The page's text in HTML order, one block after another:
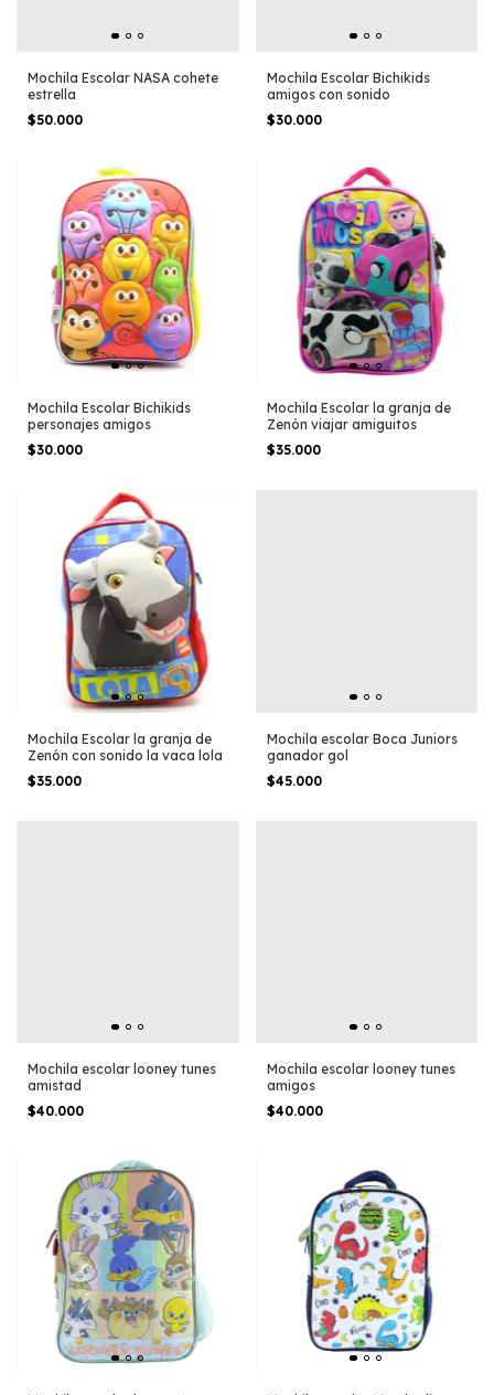
Mochila Escolar NASA cohete
estrella
$50.000
Mochila Escolar Bichikids
amigos con sonido
$30.000
Mochila Escolar Bichikids
personajes amigos
$30.000
Mochila Escolar la granja de
Zenón viajar amiguitos
$35.000
Mochila Escolar la granja de
Zenón con sonido la vaca lola
$35.000
Mochila escolar Boca Juniors
ganador gol
$45.000
Mochila escolar looney tunes
amistad
$40.000
Mochila escolar looney tunes
amigos
$40.000